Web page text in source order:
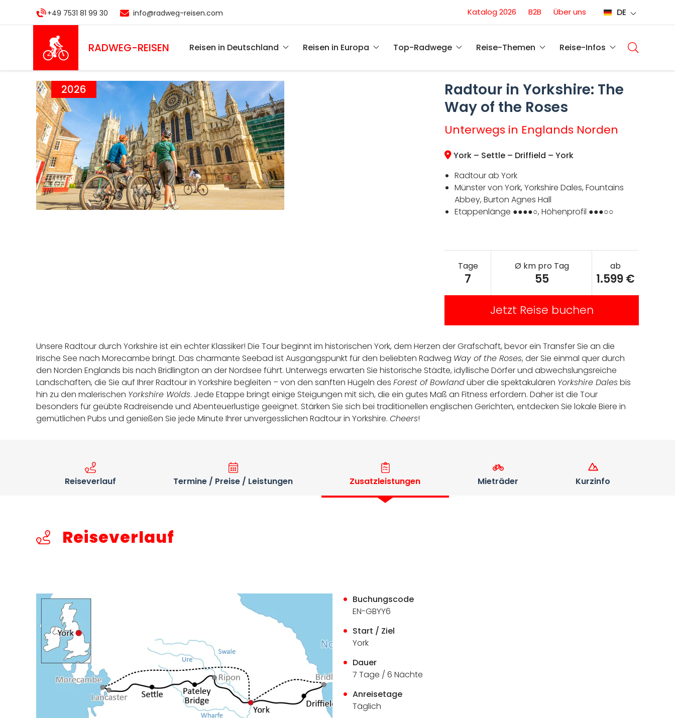
Inhalt
+49 7531 81 99 30 info@radweg-reisen.com
Conversion
(DE)
Katalog 2026 B2B Über uns DE
RADWEG-REISEN Reisen in Deutschland Reisen in Europa Top-Radwege Reise-Themen Reise-Infos
2026
Radtour in Yorkshire: The
Way of the Roses
Unterwegs in Englands Norden
York – Settle – Driffield – York
Radtour ab York
Münster von York, Yorkshire Dales, Fountains
Abbey, Burton Agnes Hall
Etappenlänge ●●●●○, Höhenprofil ●●●○○
Tage
7
Ø km pro Tag
55
ab
1.599 €
Jetzt Reise buchen
Unsere Radtour durch Yorkshire ist ein echter Klassiker! Die Tour beginnt im historischen York, dem Herzen der Grafschaft, bevor ein Transfer Sie an die
Irische See nach Morecambe bringt. Das charmante Seebad ist Ausgangspunkt für den beliebten Radweg Way of the Roses, der Sie einmal quer durch
den Norden Englands bis nach Bridlington an der Nordsee führt. Unterwegs erwarten Sie historische Städte, idyllische Dörfer und abwechslungsreiche
Landschaften, die Sie auf Ihrer Radtour in Yorkshire begleiten – von den sanften Hügeln des Forest of Bowlandüber die spektakulären Yorkshire Dalesbis
hin zu den malerischen Yorkshire Wolds. Jede Etappe bringt einige Steigungen mit sich, die ein gutes Maß an Fitness erfordern. Daher ist die Tour
besonders für geübte Radreisende und Abenteuerlustige geeignet. Stärken Sie sich bei traditionellen englischen Gerichten, entdecken Sie lokale Biere in
gemütlichen Pubs und genießen Sie jede Minute Ihrer unvergesslichen Radtour in Yorkshire. Cheers!
Reiseverlauf Termine / Preise / Leistungen Zusatzleistungen Mieträder Kurzinfo
Reiseverlauf
Buchungscode
EN-GBYY6
Start / Ziel
York
Dauer
7 Tage / 6 Nächte
Anreisetage
Täglich